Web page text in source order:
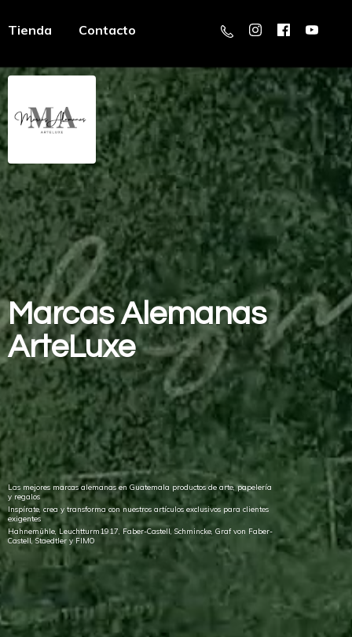
Tienda Contacto
MarcasAlemanas
ArteLuxe
Las mejores marcas alemanas en Guatemala productos de arte, papelería
y regalos
Inspírate, crea y transforma con nuestros artículos exclusivos para clientes
exigentes
Hahnemühle, Leuchtturm1917, Faber-Castell, Schmincke, Graf von Faber-
Castell, Staedtler y FIMO